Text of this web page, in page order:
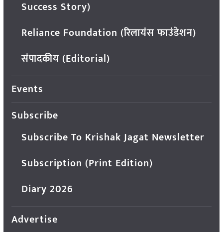
Success Story)
Reliance Foundation (रिलायंस फाउंडेशन)
संपादकीय (Editorial)
Events
Subscribe
Subscribe To Krishak Jagat Newsletter
Subscription (Print Edition)
Diary 2026
Advertise